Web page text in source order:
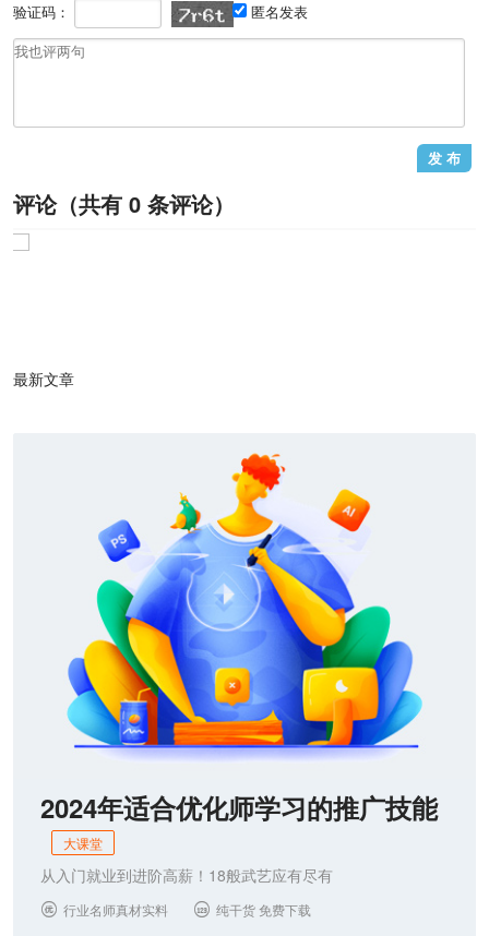
验证码： 匿名发表
评论（共有 0 条评论）
最新文章
2024年适合优化师学习的推广技能
大课堂
从入门就业到进阶高薪！18般武艺应有尽有
 行业名师真材实料  纯干货 免费下载